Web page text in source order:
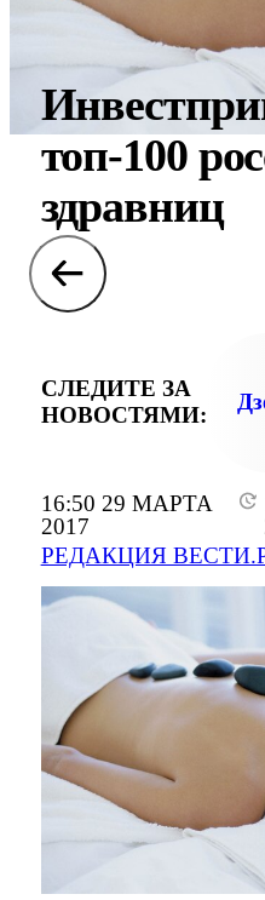
16:50 29 МАРТА
2017
РЕДАКЦИЯ
топ-100
здравниц
СЛЕДИТЕ ЗА
НОВОСТЯМИ: